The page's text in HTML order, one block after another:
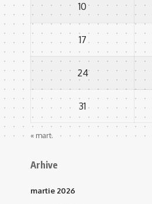
10
17
24
31
« mart.
Arhive
martie 2026